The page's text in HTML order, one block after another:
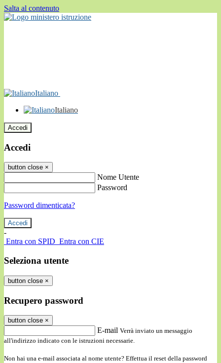
Salta al contenuto
Italiano
Italiano
Accedi
Accedi
button close ×
Nome Utente
Password
Password dimenticata?
-
Entra con SPID Entra con CIE
Seleziona utente
button close ×
Recupero password
button close ×
E-mail Verrà inviato un messaggio
all'indirizzo indicato con le istruzioni necessarie.
Non hai una e-mail associata al nome utente? Effettua il reset della password